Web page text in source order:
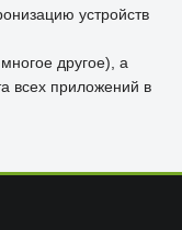
устройств
другое), а
всех приложений в